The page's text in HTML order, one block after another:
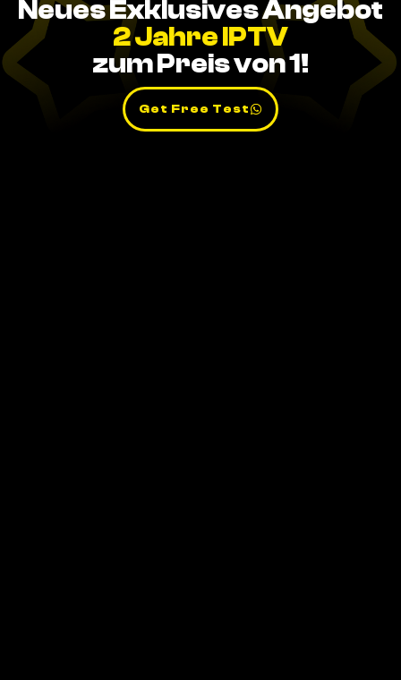
Neues Exklusives Angebot
2 Jahre IPTV
zum Preis von 1!
Get Free Test